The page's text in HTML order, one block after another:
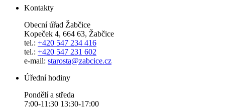
Kontakty
Obecní úřad Žabčice
Kopeček 4, 664 63, Žabčice
tel.: +420 547 234 416
tel.: +420 547 231 602
e-mail: starosta@zabcice.cz
Úřední hodiny
Pondělí a středa
7:00-11:30 13:30-17:00